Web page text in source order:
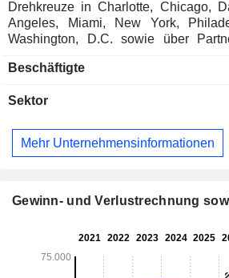
Drehkreuze in Charlotte, Chicago,
Angeles, Miami, New York,
Washington, D.C. sowie über
Sydney und Tokio, Linienflüge für
Tochtergesellschaften
Eagle operieren. Die
Palette an Fracht- und
Streckendienst, unterstützt
zusammen weitere 585
Envoy Aviation Group Inc., PSA
Beschäftigte
Sektor
Mehr Unternehmensinformationen
Gewinn- und Verlustrechnung